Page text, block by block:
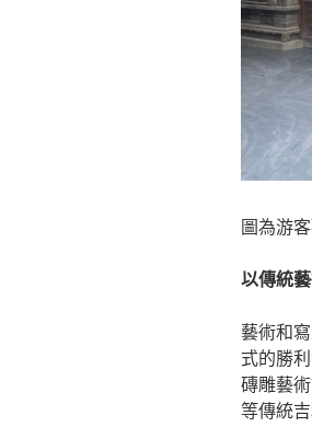
圖為游
以傳統
藝術和
式的勝
磚雕藝
等傳統